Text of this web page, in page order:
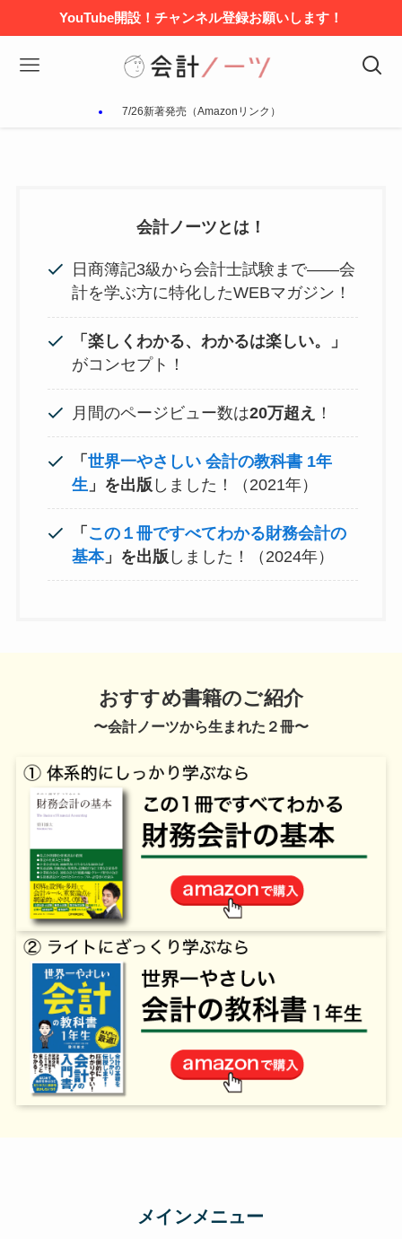
YouTube開設！チャンネル登録お願いします！
7/26新著発売（Amazonリンク）
会計ノーツとは！
日商簿記3級から会計士試験まで——会
計を学ぶ方に特化したWEBマガジン！
「楽しくわかる、わかるは楽しい。」
がコンセプト！
月間のページビュー数は20万超え ！
「世界一やさしい 会計の教科書 1年
生 」を出版 しました！（2021年）
「 この１冊ですべてわかる財務会計の
基本」を出版 しました！（2024年）
おすすめ書籍のご紹介
〜会計ノーツから生まれた２冊〜
メインメニュー